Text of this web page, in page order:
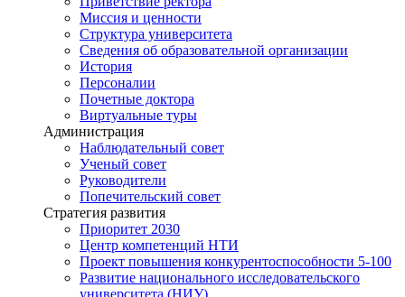
Миссия и ценности
Структура университета
Сведения об образовательной организации
История
Персоналии
Почетные доктора
Виртуальные туры
Администрация
Наблюдательный совет
Ученый совет
Руководители
Попечительский совет
Стратегия развития
Приоритет 2030
Центр компетенций НТИ
Проект повышения конкурентоспособности 5-100
Развитие национального исследовательского
университета (НИУ)